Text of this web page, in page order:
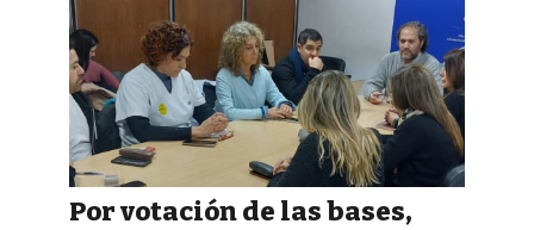
Por votación de las bases,